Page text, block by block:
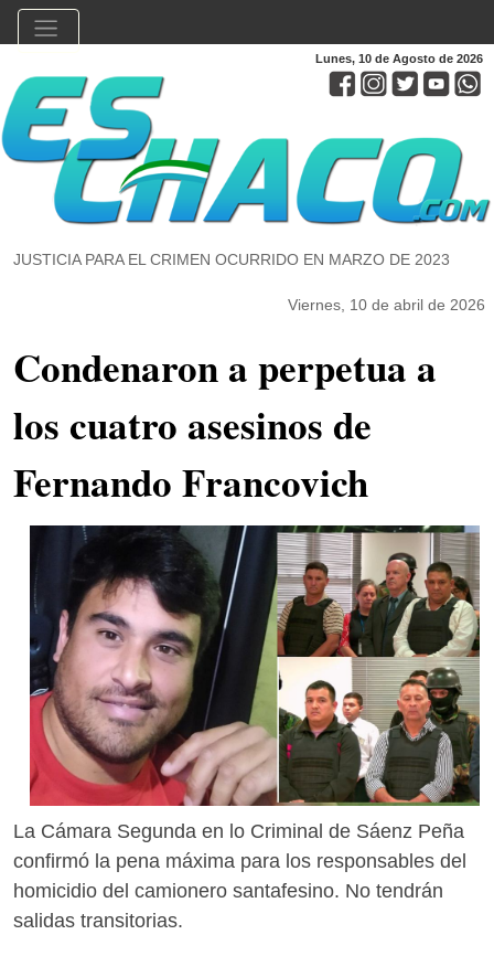
Lunes, 10 de Agosto de 2026
JUSTICIA PARA EL CRIMEN OCURRIDO EN MARZO DE 2023
Viernes, 10 de abril de 2026
Condenaron a perpetua a
los cuatro asesinos de
Fernando Francovich
La Cámara Segunda en lo Criminal de Sáenz Peña
confirmó la pena máxima para los responsables del
homicidio del camionero santafesino. No tendrán
salidas transitorias.